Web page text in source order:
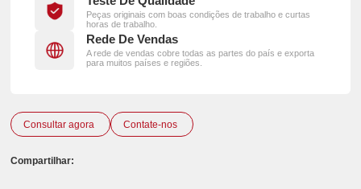
Peças originais com boas condições de trabalho e curtas
horas de trabalho.
Rede De Vendas
A rede de vendas cobre todas as partes do país e exporta
para muitos países e regiões.
Consultar agora Contate-nos
Compartilhar: